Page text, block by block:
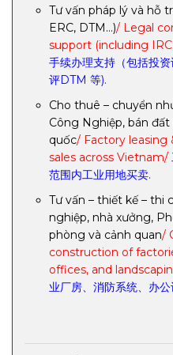
Tư vấn pháp lý và hỗ
ERC, DTM…)/ Legal
support (including
手续办理支持（包括投
评DTM 等).
Cho thuê – chuyển
Công Nghiệp, bán
quốc/ Factory leasing
sales across Vietnam/
范围内工业用地买卖.
Tư vấn – thiết kế – thi
nghiệp, nhà xưởng,
phòng và cảnh quan/
construction of
offices, and
业厂房、消防系统、办